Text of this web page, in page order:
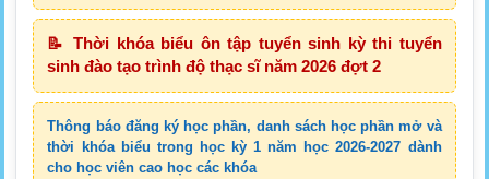
📝 Thời khóa biểu ôn tập tuyển sinh kỳ thi tuyển
sinh đào tạo trình độ thạc sĩ năm 2026 đợt 2
Thông báo đăng ký học phần, danh sách học phần mở và
thời khóa biểu trong học kỳ 1 năm học 2026-2027 dành
cho học viên cao học các khóa